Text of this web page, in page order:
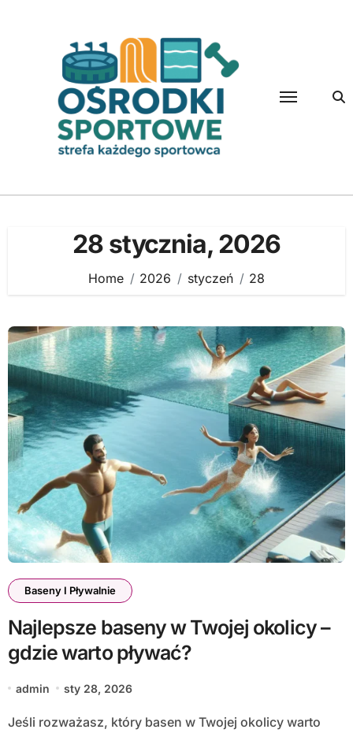
28 stycznia, 2026
Home 2026 styczeń 28
Baseny I Pływalnie
Najlepsze baseny w Twojej okolicy –
gdzie warto pływać?
admin sty 28, 2026
Jeśli rozważasz, który basen w Twojej okolicy warto